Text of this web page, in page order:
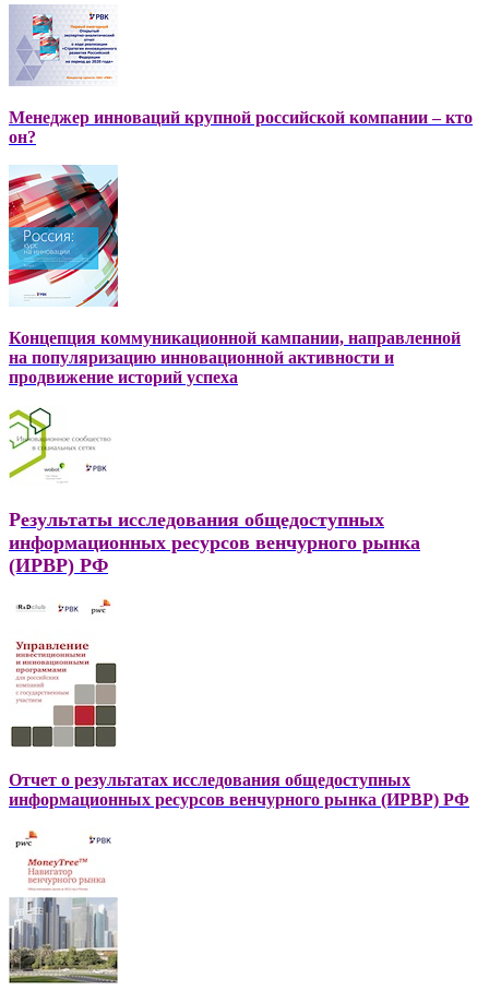
Менеджер инноваций крупной российской компании – кто
он?
Концепция коммуникационной кампании, направленной
на популяризацию инновационной активности и
продвижение историй успеха
Результаты исследования общедоступных
информационных ресурсов венчурного рынка
(ИРВР) РФ
Отчет о результатах исследования общедоступных
информационных ресурсов венчурного рынка (ИРВР) РФ